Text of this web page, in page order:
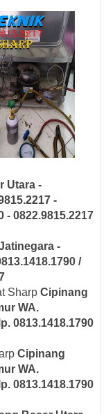
Utara -
-
- 0822.9815.2217
-
/
Sharp Cipinang
WA.
0813.1418.1790
Cipinang
WA.
0813.1418.1790